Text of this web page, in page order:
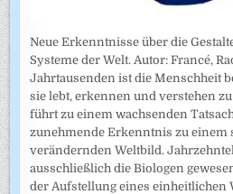
Neue Erkenntnisse über die
Systeme der Welt. Autor: Francé,
Jahrtausenden ist die Menschheit
sie lebt, erkennen und verstehen
führt zu einem wachsenden
zunehmende Erkenntnis zu einem
verändernden Weltbild.
ausschließlich die Biologen
der Aufstellung eines einheitlichen